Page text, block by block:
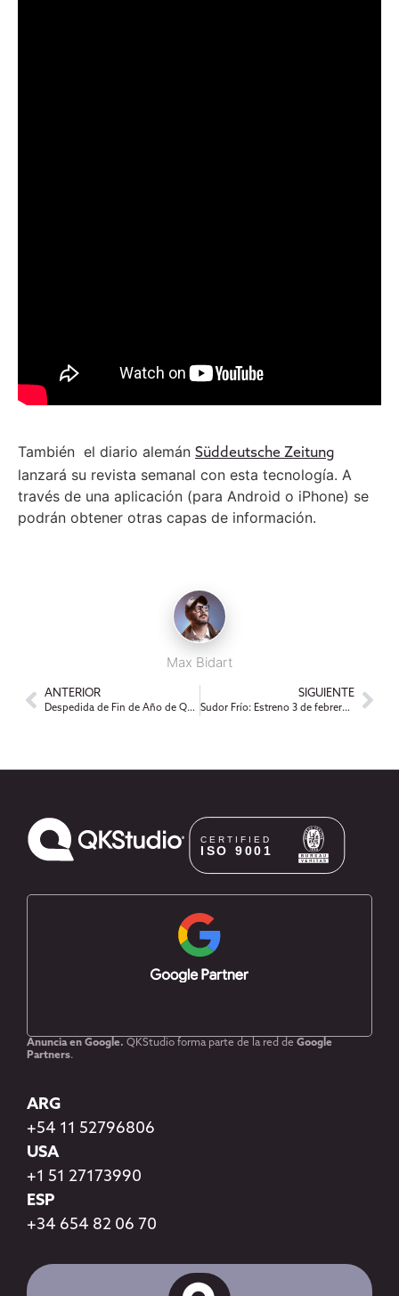
También el diario alemán Süddeutsche Zeitung
lanzará su revista semanal con esta tecnología. A
través de una aplicación (para Android o iPhone) se
podrán obtener otras capas de información.
Max Bidart
ANTERIOR
Despedida de Fin de Año de QKStudio
SIGUIENTE
Sudor Frío: Estreno 3 de febrero en las mejores salas del país!
Anuncia en Google. QKStudio forma parte de la red de Google
Partners.
ARG
+54 11 52796806
USA
+1 51 27173990
ESP
+34 654 82 06 70